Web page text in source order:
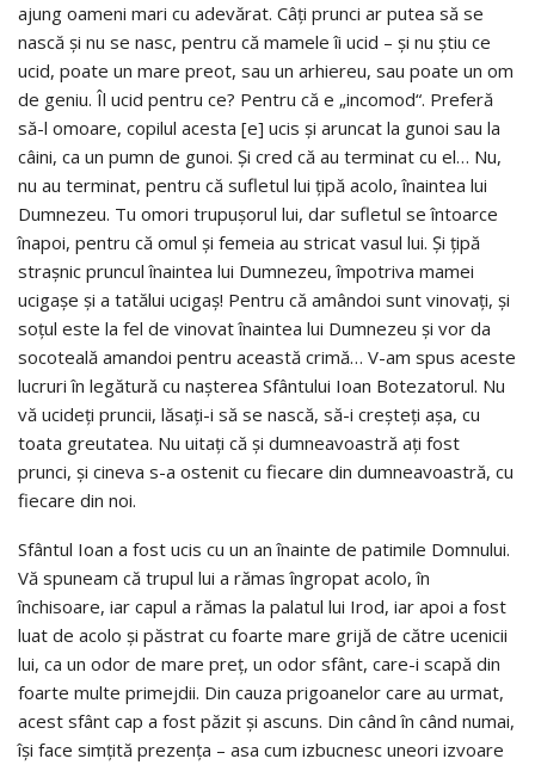
ajung oameni mari cu adevărat. Câți prunci ar putea să se
nască și nu se nasc, pentru că mamele îi ucid – și nu știu ce
ucid, poate un mare preot, sau un arhiereu, sau poate un om
de geniu. Îl ucid pentru ce? Pentru că e „incomod“. Preferă
să-l omoare, copilul acesta [e] ucis și aruncat la gunoi sau la
câini, ca un pumn de gunoi. Și cred că au terminat cu el… Nu,
nu au terminat, pentru că sufletul lui țipă acolo, înaintea lui
Dumnezeu. Tu omori trupușorul lui, dar sufletul se întoarce
înapoi, pentru că omul și femeia au stricat vasul lui. Și țipă
strașnic pruncul înaintea lui Dumnezeu, împotriva mamei
ucigașe și a tatălui ucigaș! Pentru că amândoi sunt vinovați, și
soțul este la fel de vinovat înaintea lui Dumnezeu și vor da
socoteală amandoi pentru această crimă… V-am spus aceste
lucruri în legătură cu nașterea Sfântului Ioan Botezatorul. Nu
vă ucideți pruncii, lăsați-i să se nască, să-i creșteți așa, cu
toata greutatea. Nu uitați că și dumneavoastră ați fost
prunci, și cineva s-a ostenit cu fiecare din dumneavoastră, cu
fiecare din noi.
Sfântul Ioan a fost ucis cu un an înainte de patimile Domnului.
Vă spuneam că trupul lui a rămas îngropat acolo, în
închisoare, iar capul a rămas la palatul lui Irod, iar apoi a fost
luat de acolo și păstrat cu foarte mare grijă de către ucenicii
lui, ca un odor de mare preț, un odor sfânt, care-i scapă din
foarte multe primejdii. Din cauza prigoanelor care au urmat,
acest sfânt cap a fost păzit și ascuns. Din când în când numai,
își face simțită prezența – asa cum izbucnesc uneori izvoare